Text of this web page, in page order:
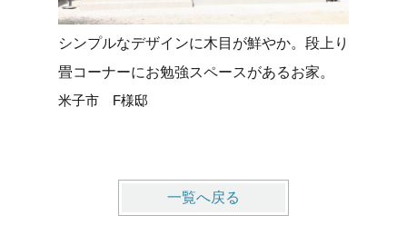
シンプルなデザインに木目が鮮やか。段上り
畳コーナーにお勉強スペースがあるお家。
米子市 F様邸
一覧へ戻る